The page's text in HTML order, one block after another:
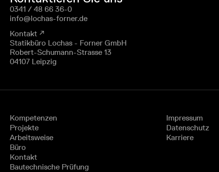
0341 / 48 66 36-0
info@lochas-forner.de
Kontakt ↗
Statikbüro Lochas - Forner GmbH
Robert-Schumann-Strasse 13
04107 Leipzig
Kompetenzen
Projekte
Arbeitsweise
Büro
Kontakt
Bautechnische Prüfung
Impressum
Datenschutz
Karriere